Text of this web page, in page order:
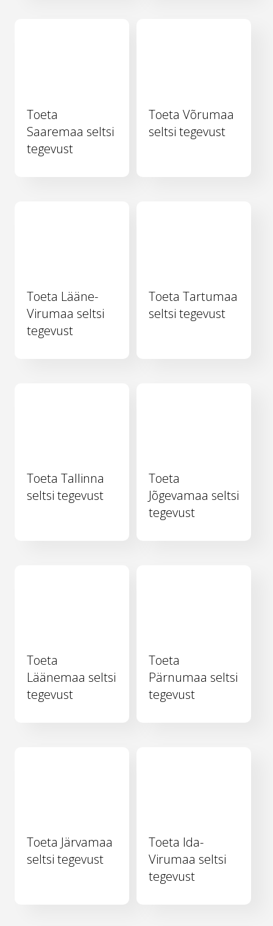
Toeta
Saaremaa seltsi
tegevust
Toeta Võrumaa
seltsi tegevust
Toeta Lääne-
Virumaa seltsi
tegevust
Toeta Tartumaa
seltsi tegevust
Toeta Tallinna
seltsi tegevust
Toeta
Jõgevamaa seltsi
tegevust
Toeta
Läänemaa seltsi
tegevust
Toeta
Pärnumaa seltsi
tegevust
Toeta Järvamaa
seltsi tegevust
Toeta Ida-
Virumaa seltsi
tegevust